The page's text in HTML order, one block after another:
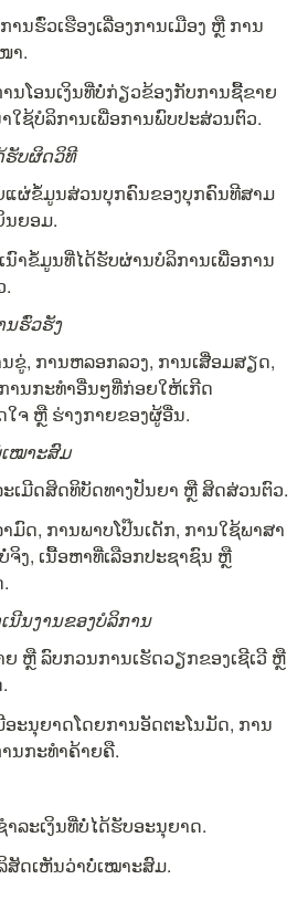
ນຮົ່ວເຮືອງເລື່ອງການເມືອງ ຫຼື ການ
າ.
ນໂອນເງິນທີ່ບໍ່ກ່ຽວຂ້ອງກັບການຊື້ຂາຍ
ໃຊ້ບໍລິການເພື່ອການພົບປະສ່ວນຕົວ.
ຮັບຜິດວິທີ
ແຜ່ຂໍ້ມູນສ່ວນບຸກຄົນຂອງບຸກຄົນທີສາມ
ນຍອມ.
າຂໍ້ມູນທີ່ໄດ້ຮັບຜ່ານບໍລິການເພື່ອການ
.
ນຮົ່ວຮັງ
ຂູ່, ການຫລອກລວງ, ການເສື່ອມສຽດ,
ານກະທຳອື່ນໆທີ່ກ່ອຍໃຫ້ເກີດ
ຈ ຫຼື ຮ່າງກາຍຂອງຜູ້ອື່ນ.
ໝາະສົມ
ເມີດສິດທິບັດທາງປັນຍາ ຫຼື ສິດສ່ວນຕົວ.
ມົດ, ການພາບໂປ໊ນເດັກ, ການໃຊ້ພາສາ
ງ, ເນື້ອຫາທີ່ເລືອກປະຊາຊົນ ຫຼື
ນີນງານຂອງບໍລິການ
ຫຼື ລົບກວນການເຮັດວຽກຂອງເຊີເວີ ຫຼື
ອະນຸຍາດໂດຍການອັດຕະໂນມັດ, ການ
ນກະທຳຄ້າຍຄື.
ລະເງິນທີ່ບໍ່ໄດ້ຮັບອະນຸຍາດ.
ດເຫັນວ່າບໍ່ເໝາະສົມ.